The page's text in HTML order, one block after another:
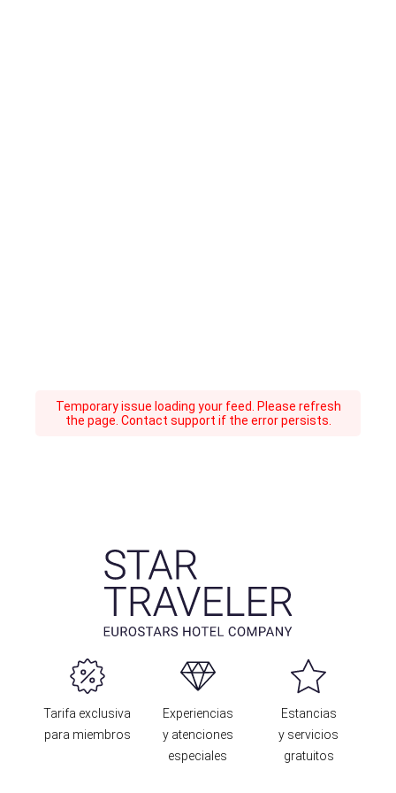
Temporary issue loading your feed. Please refresh
the page. Contact support if the error persists.
Tarifa exclusiva
para miembros
Experiencias
y atenciones
especiales
Estancias
y servicios
gratuitos